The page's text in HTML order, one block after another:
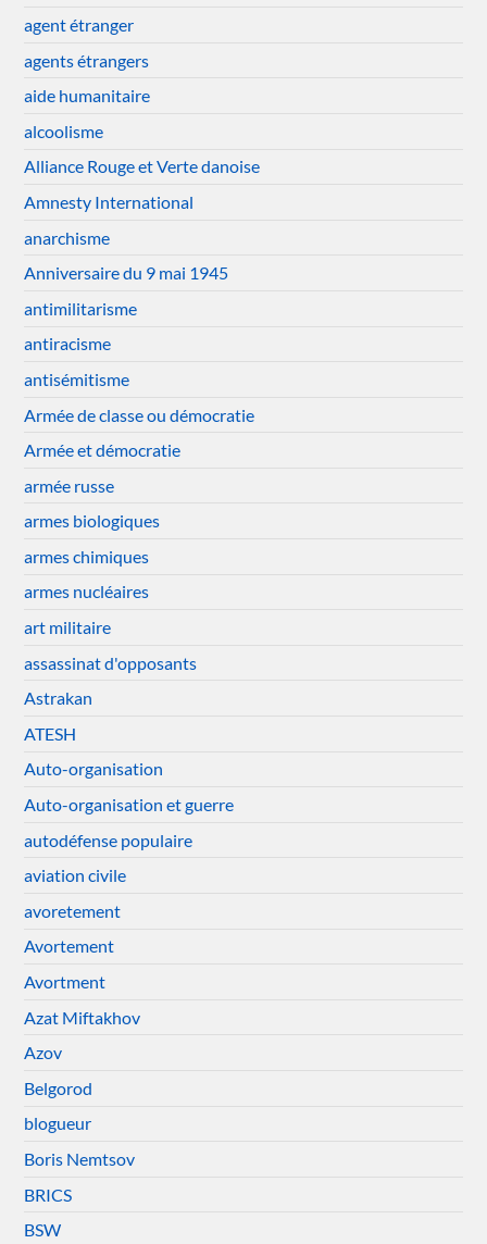
agent étranger
agents étrangers
aide humanitaire
alcoolisme
Alliance Rouge et Verte danoise
Amnesty International
anarchisme
Anniversaire du 9 mai 1945
antimilitarisme
antiracisme
antisémitisme
Armée de classe ou démocratie
Armée et démocratie
armée russe
armes biologiques
armes chimiques
armes nucléaires
art militaire
assassinat d'opposants
Astrakan
ATESH
Auto-organisation
Auto-organisation et guerre
autodéfense populaire
aviation civile
avoretement
Avortement
Avortment
Azat Miftakhov
Azov
Belgorod
blogueur
Boris Nemtsov
BRICS
BSW